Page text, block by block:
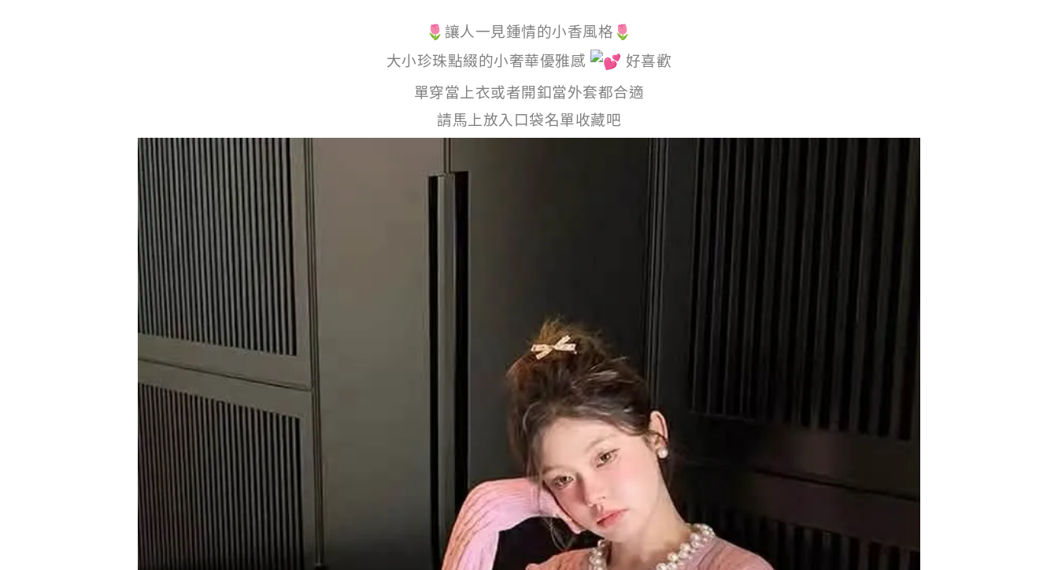
🌷讓人一見鍾情的小香風格🌷
大小珍珠點綴的小奢華優雅感
好喜歡
單穿當上衣或者開釦當外套都合適
請馬上放入口袋名單收藏吧